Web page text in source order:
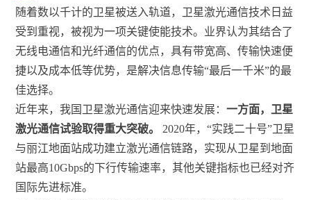
随着数以千计的卫星被送入轨道，卫星激光通信技术日益
受到重视，被视为一项关键使能技术。业界认为其结合了
无线电通信和光纤通信的优点，具有带宽高、传输快速便
捷以及成本低等优势，是解决信息传输“最后一千米”的最
佳选择。
近年来，我国卫星激光通信迎来快速发展：一方面，卫星
激光通信试验取得重大突破。
2020年，“实践二十号”卫星
与丽江地面站成功建立激光通信链路，实现从卫星到地面
站最高10Gbps的下行传输速率，其他关键指标也已经对齐
国际先进标准。